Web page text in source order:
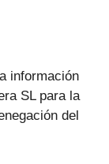
información
SL para la
del